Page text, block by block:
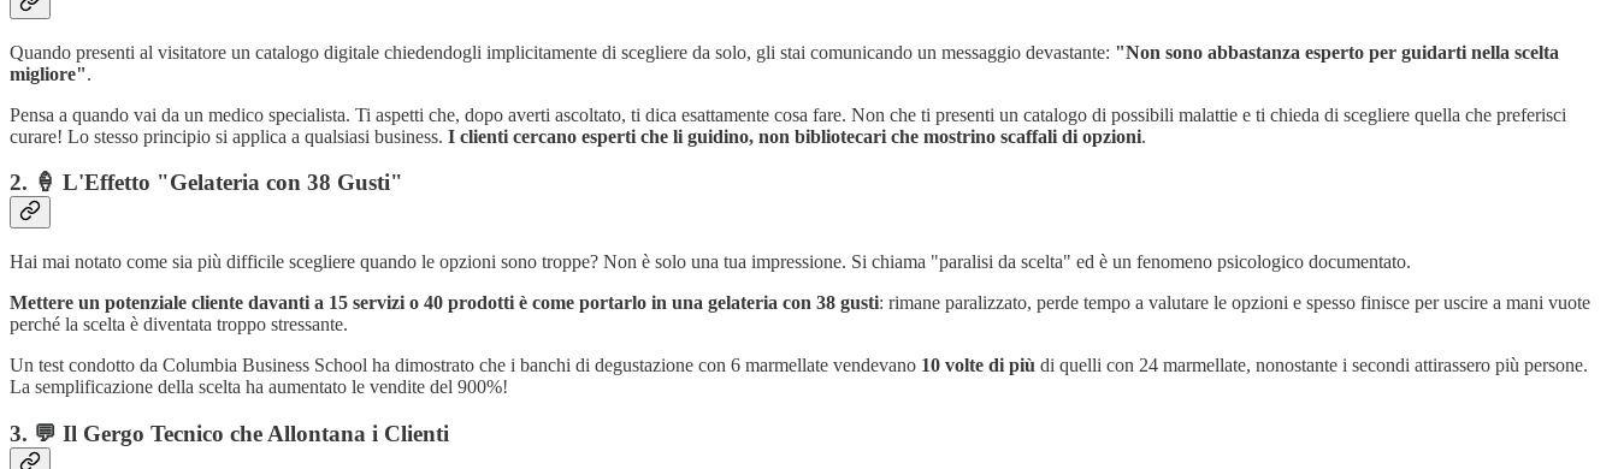
Quando presenti al visitatore un catalogo digitale chiedendogli implicitamente di scegliere da solo, gli stai comunicando un messaggio devastante: "Non sono abbastanza esperto per guidarti nella scelta
migliore".
Pensa a quando vai da un medico specialista. Ti aspetti che, dopo averti ascoltato, ti dica esattamente cosa fare. Non che ti presenti un catalogo di possibili malattie e ti chieda di scegliere quella che preferisci
curare! Lo stesso principio si applica a qualsiasi business. I clienti cercano esperti che li guidino, non bibliotecari che mostrino scaffali di opzioni.
2. 🍦 L'Effetto "Gelateria con 38 Gusti"
Hai mai notato come sia più difficile scegliere quando le opzioni sono troppe? Non è solo una tua impressione. Si chiama "paralisi da scelta" ed è un fenomeno psicologico documentato.
Mettere un potenziale cliente davanti a 15 servizi o 40 prodotti è come portarlo in una gelateria con 38 gusti: rimane paralizzato, perde tempo a valutare le opzioni e spesso finisce per uscire a mani vuote
perché la scelta è diventata troppo stressante.
Un test condotto da Columbia Business School ha dimostrato che i banchi di degustazione con 6 marmellate vendevano 10 volte di più di quelli con 24 marmellate, nonostante i secondi attirassero più persone.
La semplificazione della scelta ha aumentato le vendite del 900%!
3. 💬 Il Gergo Tecnico che Allontana i Clienti